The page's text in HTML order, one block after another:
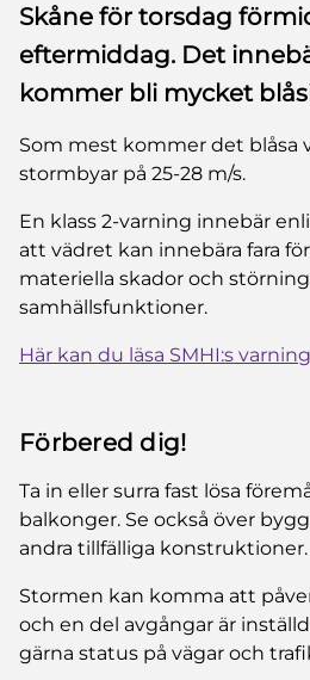
Skåne för torsdag
eftermiddag. Det
kommer bli mycket
Som mest kommer det blåsa
stormbyar på 25-28 m/s.
En klass 2-varning innebär
att vädret kan innebära fara
materiella skador och
samhällsfunktioner.
Här kan du läsa SMHI:s
Förbered dig!
Ta in eller surra fast lösa
balkonger. Se också över
andra tillfälliga konstruktioner.
Stormen kan komma att
och en del avgångar är
gärna status på vägar och